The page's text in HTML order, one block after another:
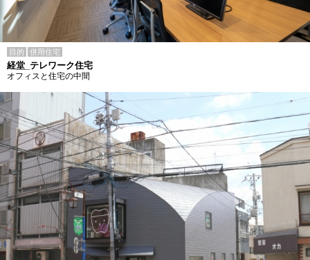
目的 併用住宅
経堂_テレワーク住宅
オフィスと住宅の中間